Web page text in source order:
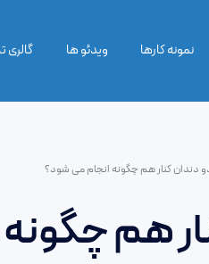
نمونه کارها ویدئو ها گالری
دندان کنار هم چگونه انجام می شود؟
هم